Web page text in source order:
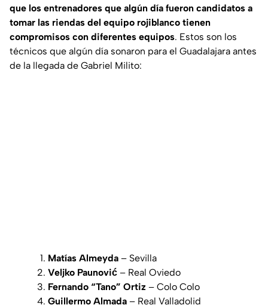
que los entrenadores que algún día fueron candidatos a
tomar las riendas del equipo rojiblanco tienen
compromisos con diferentes equipos. Estos son los
técnicos que algún día sonaron para el Guadalajara antes
de la llegada de Gabriel Milito:
Matías Almeyda– Sevilla
Veljko Paunović– Real Oviedo
Fernando “Tano” Ortiz – Colo Colo
Guillermo Almada– Real Valladolid